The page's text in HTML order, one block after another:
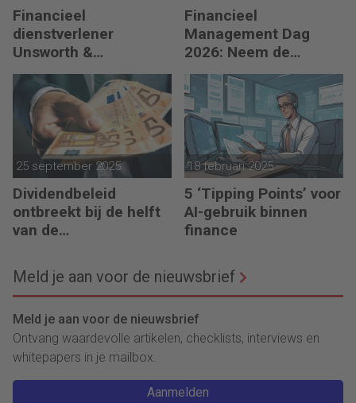
Financieel
dienstverlener
Unsworth &
Associates in
Luxemburgse handen
Financieel
Management Dag
2026: Neem de
toekomst in eigen
hand
25 september 2025
Dividendbeleid
ontbreekt bij de helft
van de
18 februari 2025
5 ‘Tipping Points’ voor
AI-gebruik binnen
finance
Meld je aan voor de nieuwsbrief
Meld je aan voor de nieuwsbrief
Ontvang waardevolle artikelen, checklists, interviews en
whitepapers in je mailbox.
Aanmelden